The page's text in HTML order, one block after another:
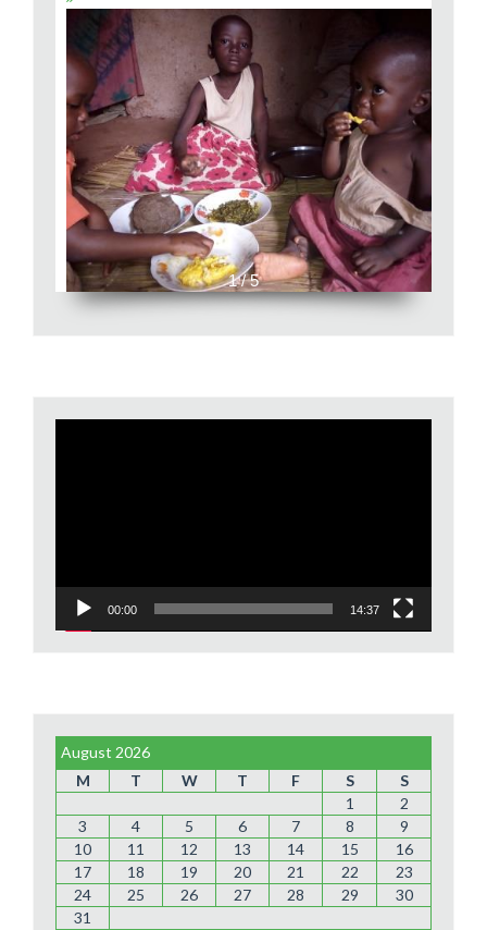
1 / 5
00:00 14:37
August 2026
M
T W T F S
S
1
2
3
4 5 6 7 8
9
10
11 12 13 14 15
16
17
18 19 20 21 22
23
24
25 26 27 28 29
30
31